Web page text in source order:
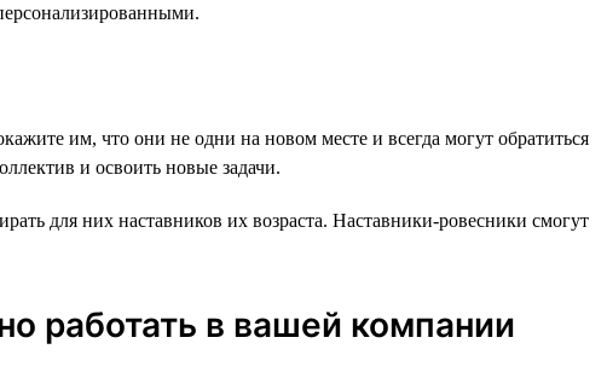
им, что они не одни на новом месте и всегда могут обратиться
и освоить новые задачи.
для них наставников их возраста. Наставники-ровесники смогут
работать в вашей компании